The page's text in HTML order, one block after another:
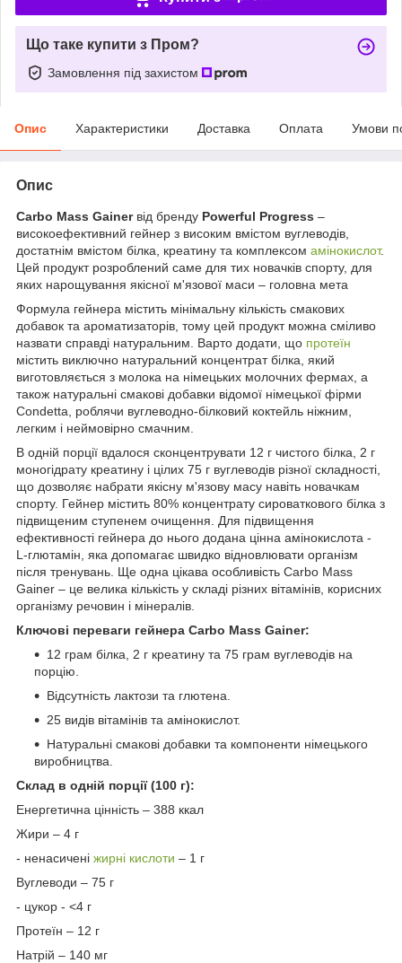
Що таке купити з Пром?
Замовлення під захистом
Опис Характеристики Доставка Оплата Умови
Опис
Сarbo Mass Gainerвід бренду Powerful Progress –
високоефективний гейнер з високим вмістом вуглеводів,
достатнім вмістом білка, креатину та комплексом амінокислот.
Цей продукт розроблений саме для тих новачків спорту, для
яких нарощування якісної м'язової маси – головна мета
Формула гейнера містить мінімальну кількість смакових
добавок та ароматизаторів, тому цей продукт можна сміливо
назвати справді натуральним. Варто додати, що протеїн
містить виключно натуральний концентрат білка, який
виготовляється з молока на німецьких молочних фермах, а
також натуральні смакові добавки відомої німецької фірми
Condetta, роблячи вуглеводно-білковий коктейль ніжним,
легким і неймовірно смачним.
В одній порції вдалося сконцентрувати 12 г чистого білка, 2 г
моногідрату креатину і цілих 75 г вуглеводів різної складності,
що дозволяє набрати якісну м'язову масу навіть новачкам
спорту. Гейнер містить 80% концентрату сироваткового білка з
підвищеним ступенем очищення. Для підвищення
ефективності гейнера до нього додана цінна амінокислота -
L-глютамін, яка допомагає швидко відновлювати організм
після тренувань. Ще одна цікава особливість Carbo Mass
Gainer – це велика кількість у складі різних вітамінів, корисних
організму речовин і мінералів.
Ключові переваги гейнера Carbo Mass Gainer:
12 грам білка, 2 г креатину та 75 грам вуглеводів на
порцію.
Відсутність лактози та глютена.
25 видів вітамінів та амінокислот.
Натуральні смакові добавки та компоненти німецького
виробництва.
Склад в одній порції (100 г):
Енергетична цінність – 388 ккал
Жири – 4 г
- ненасичені жирні кислоти – 1 г
Вуглеводи – 75 г
- цукор - <4 г
Протеїн – 12 г
Натрій – 140 мг